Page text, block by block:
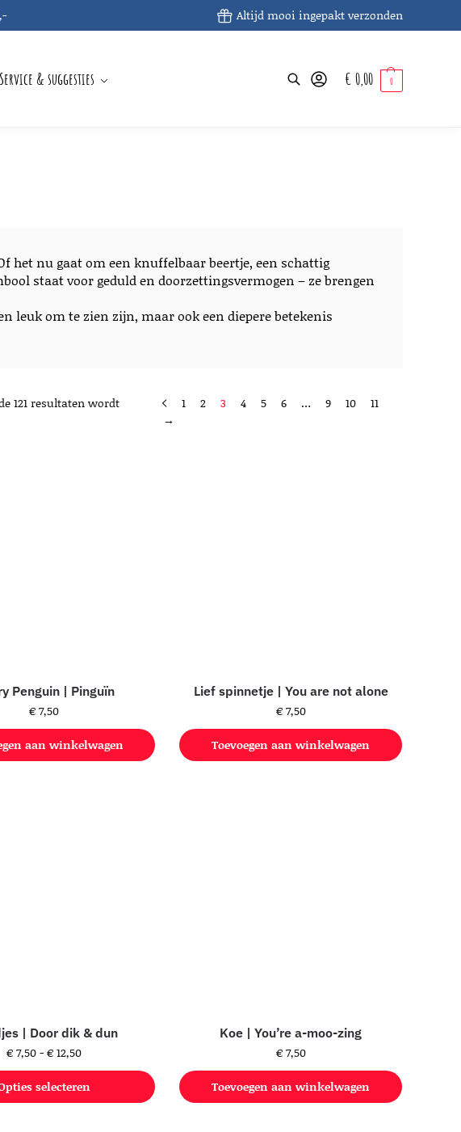
Altijd mooi ingepakt verzonden
Service & suggesties € 0,00 0
het nu gaat om een knuffelbaar beertje, een schattig
staat voor geduld en doorzettingsvermogen – ze brengen
leuk om te zien zijn, maar ook een diepere betekenis
121 resultaten wordt
1 2 3 4 5 6 … 9 10
11
→
Penguin | Pinguïn
€7,50
aan winkelwagen
Lief spinnetje | You are not alone
€7,50
Toevoegen aan winkelwagen
| Door dik & dun
€7,50-€12,50
selecteren
Koe | You’re a-moo-zing
€7,50
Toevoegen aan winkelwagen